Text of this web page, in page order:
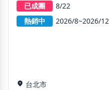
已成團
8/22
熱銷中
2026/8~2026/12
location_on 台北市